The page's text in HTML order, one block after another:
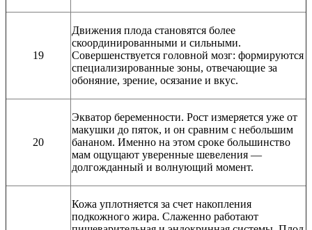
19
Движения плода становятся более
скоординированными и сильными.
Совершенствуется головной мозг: формируются
специализированные зоны, отвечающие за
обоняние, зрение, осязание и вкус.
20
Экватор беременности. Рост измеряется уже от
макушки до пяток, и он сравним с небольшим
бананом. Именно на этом сроке большинство
мам ощущают уверенные шевеления —
долгожданный и волнующий момент.
Кожа уплотняется за счет накопления
подкожного жира. Слаженно работают